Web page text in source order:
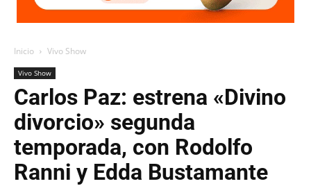
Inicio Vivo Show
Vivo Show
Carlos Paz: estrena «Divino
divorcio» segunda
temporada, con Rodolfo
Ranni y Edda Bustamante